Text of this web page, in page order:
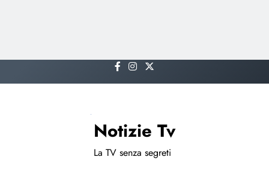
to
Notizie Tv
La TV senza segreti